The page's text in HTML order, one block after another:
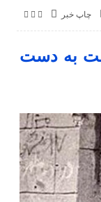
چاپ خبر
به دست